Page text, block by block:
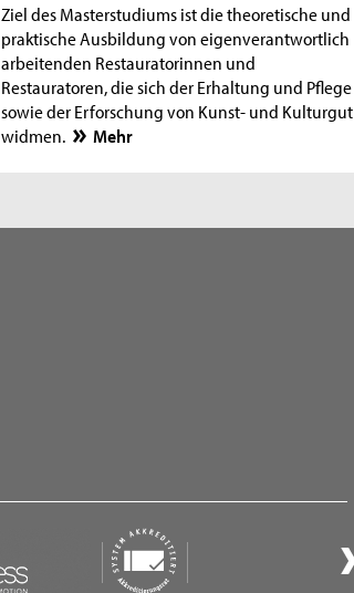
Ziel des Masterstudiums ist die theoretische und
praktische Ausbildung von eigenverantwortlich
arbeitenden Restauratorinnen und
Restauratoren, die sich der Erhaltung und Pflege
sowie der Erforschung von Kunst- und Kulturgut
widmen.
Mehr